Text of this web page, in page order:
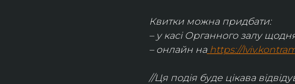
Квитки можна придбати:
– у касі Органного залу
– онлайн на https://
//Ця подія буде цікава